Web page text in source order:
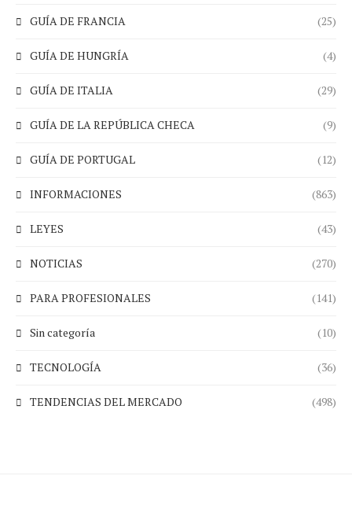
GUÍA DE FRANCIA (25)
GUÍA DE HUNGRÍA (4)
GUÍA DE ITALIA (29)
GUÍA DE LA REPÚBLICA CHECA (9)
GUÍA DE PORTUGAL (12)
INFORMACIONES (863)
LEYES (43)
NOTICIAS (270)
PARA PROFESIONALES (141)
Sin categoría (10)
TECNOLOGÍA (36)
TENDENCIAS DEL MERCADO (498)